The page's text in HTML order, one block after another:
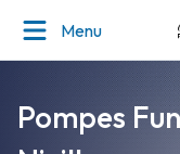
Menu
Pompes